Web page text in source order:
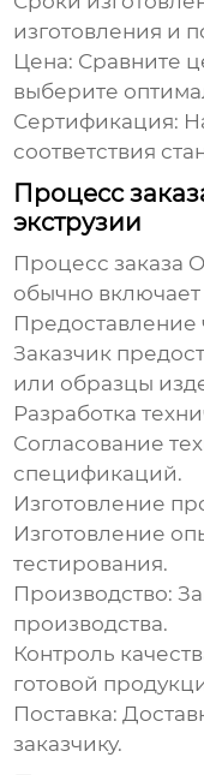
изготовления и
Цена: Сравните
выберите
Сертификация:
соответствия
Процесс
экструзии
Процесс заказа
обычно
Заказчик
или образцы
Разработка
Согласование
спецификаций.
Изготовление
Изготовление
тестирования.
Производство:
производства.
Контроль
готовой
Поставка:
заказчику.